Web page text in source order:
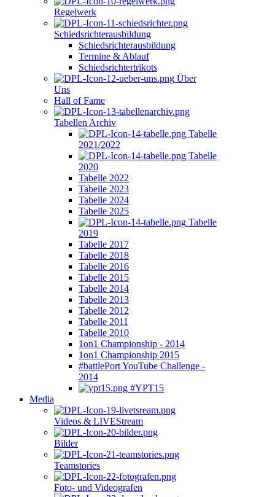
Regelwerk
Schiedsrichterausbildung
Schiedsrichterausbildung
Termine & Ablauf
Schiedsrichtertrikots
Über
Uns
Hall of Fame
Tabellen Archiv
Tabelle
2021/2022
Tabelle
2020
Tabelle 2022
Tabelle 2023
Tabelle 2024
Tabelle 2025
Tabelle
2019
Tabelle 2017
Tabelle 2018
Tabelle 2016
Tabelle 2015
Tabelle 2014
Tabelle 2013
Tabelle 2012
Tabelle 2011
Tabelle 2010
1on1 Championship - 2014
1on1 Championship 2015
#battlePort YouTube Challenge -
2014
#YPT15
Media
Videos & LIVEStream
Bilder
Teamstories
Foto- und Videografen